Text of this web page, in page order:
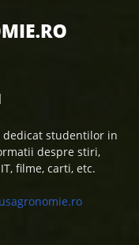
dedicat studentilor in
despre stiri,
filme, carti, etc.